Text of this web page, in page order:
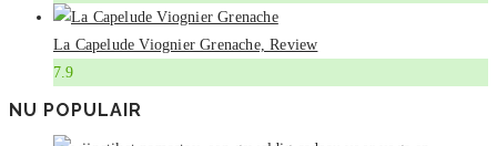
La Capelude Viognier Grenache, Review
7.9
NU POPULAIR